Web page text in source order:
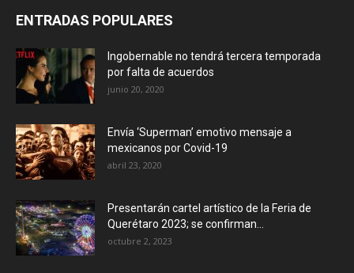
ENTRADAS POPULARES
Ingobernable no tendrá tercera temporada
por falta de acuerdos
junio 20, 2020
Envía ‘Superman’ emotivo mensaje a
mexicanos por Covid-19
abril 23, 2020
Presentarán cartel artístico de la Feria de
Querétaro 2023; se confirman...
octubre 2, 2023